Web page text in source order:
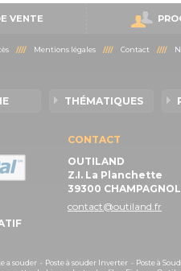
VENTE
//// Mentions légales//// Contact ////
THÉMATIQUES
CONTACT
OUTILAND
Z.I. La Planchette
39300
contact@outiland.fr
a souder- Poste à souder Inverter- Poste à